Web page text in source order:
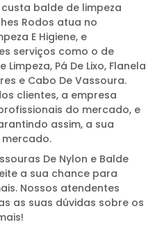
balde de limpeza
Rodos atua no
E Higiene, e
serviços como o de
Limpeza, Pá De Lixo, Flanela
e Cabo De Vassoura.
clientes, a empresa
do mercado, e
assim, a sua
De Nylon e Balde
a sua chance para
Nossos atendentes
as suas dúvidas sobre os